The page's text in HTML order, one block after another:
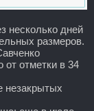
несколько дней
размеров.
от отметки в 34
незакрытых